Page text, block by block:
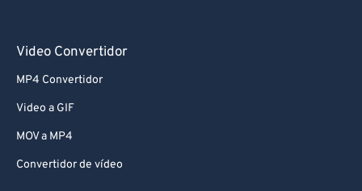
Video Convertidor
MP4 Convertidor
Video a GIF
MOV a MP4
Convertidor de vídeo